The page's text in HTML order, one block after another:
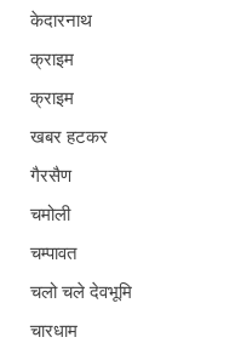
केदारनाथ
क्राइम
क्राइम
खबर हटकर
गैरसैण
चमोली
चम्पावत
चलो चले देवभूमि
चारधाम